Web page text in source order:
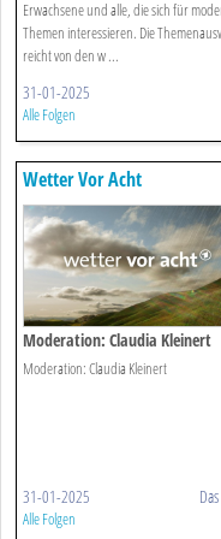
Erwachsene und alle, die sich für
Themen interessieren. Die
reicht von den w ...
31-01-2025
Alle Folgen
Wetter Vor Acht
Moderation: Claudia Kleinert
Moderation: Claudia Kleinert
31-01-2025
Alle Folgen